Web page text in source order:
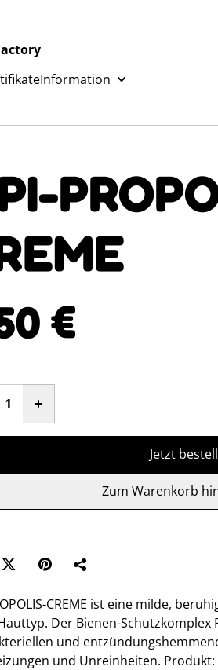
Information
€
Jetzt
Zum Warenkorb
CREME ist eine milde,
Der Bienen-Schutzkomplex
und
und Unreinheiten. Produkt: